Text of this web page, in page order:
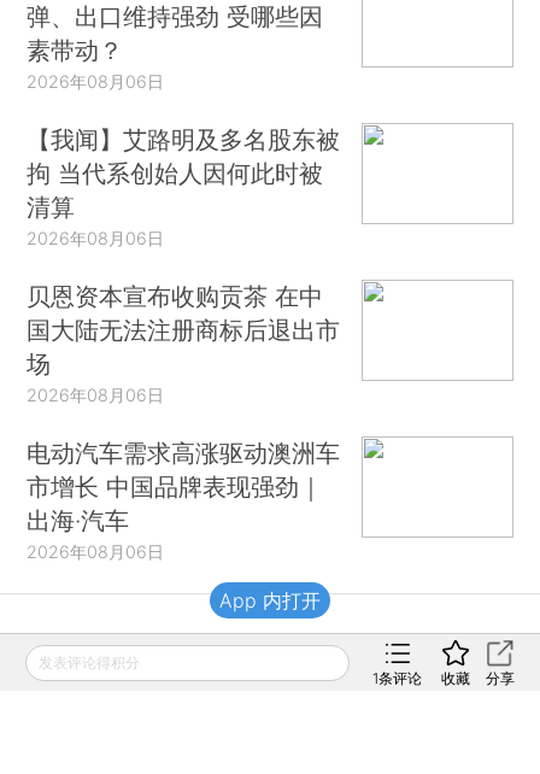
弹、出口维持强劲 受哪些因
素带动？
2026年08月06日
【我闻】艾路明及多名股东被
拘 当代系创始人因何此时被
清算
2026年08月06日
贝恩资本宣布收购贡茶 在中
国大陆无法注册商标后退出市
场
2026年08月06日
电动汽车需求高涨驱动澳洲车
市增长 中国品牌表现强劲｜
出海·汽车
2026年08月06日
财新移动
发表评论得积分
1条评论 收藏 分享
App 内打开